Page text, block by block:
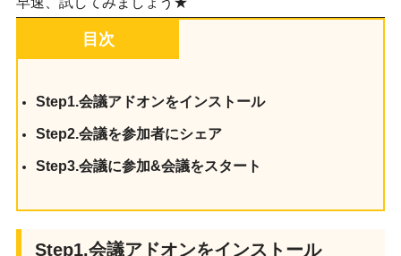
目次
Step1.会議アドオンをインストール
Step2.会議を参加者にシェア
Step3.会議に参加&会議をスタート
Step1.会議アドオンをインストール